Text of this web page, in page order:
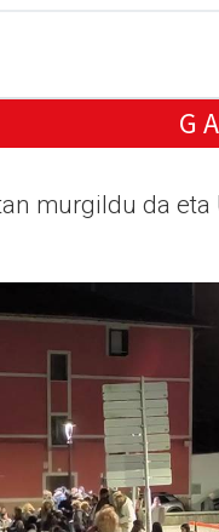
murgildu da